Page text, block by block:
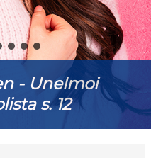
- Unelmoi
s. 12